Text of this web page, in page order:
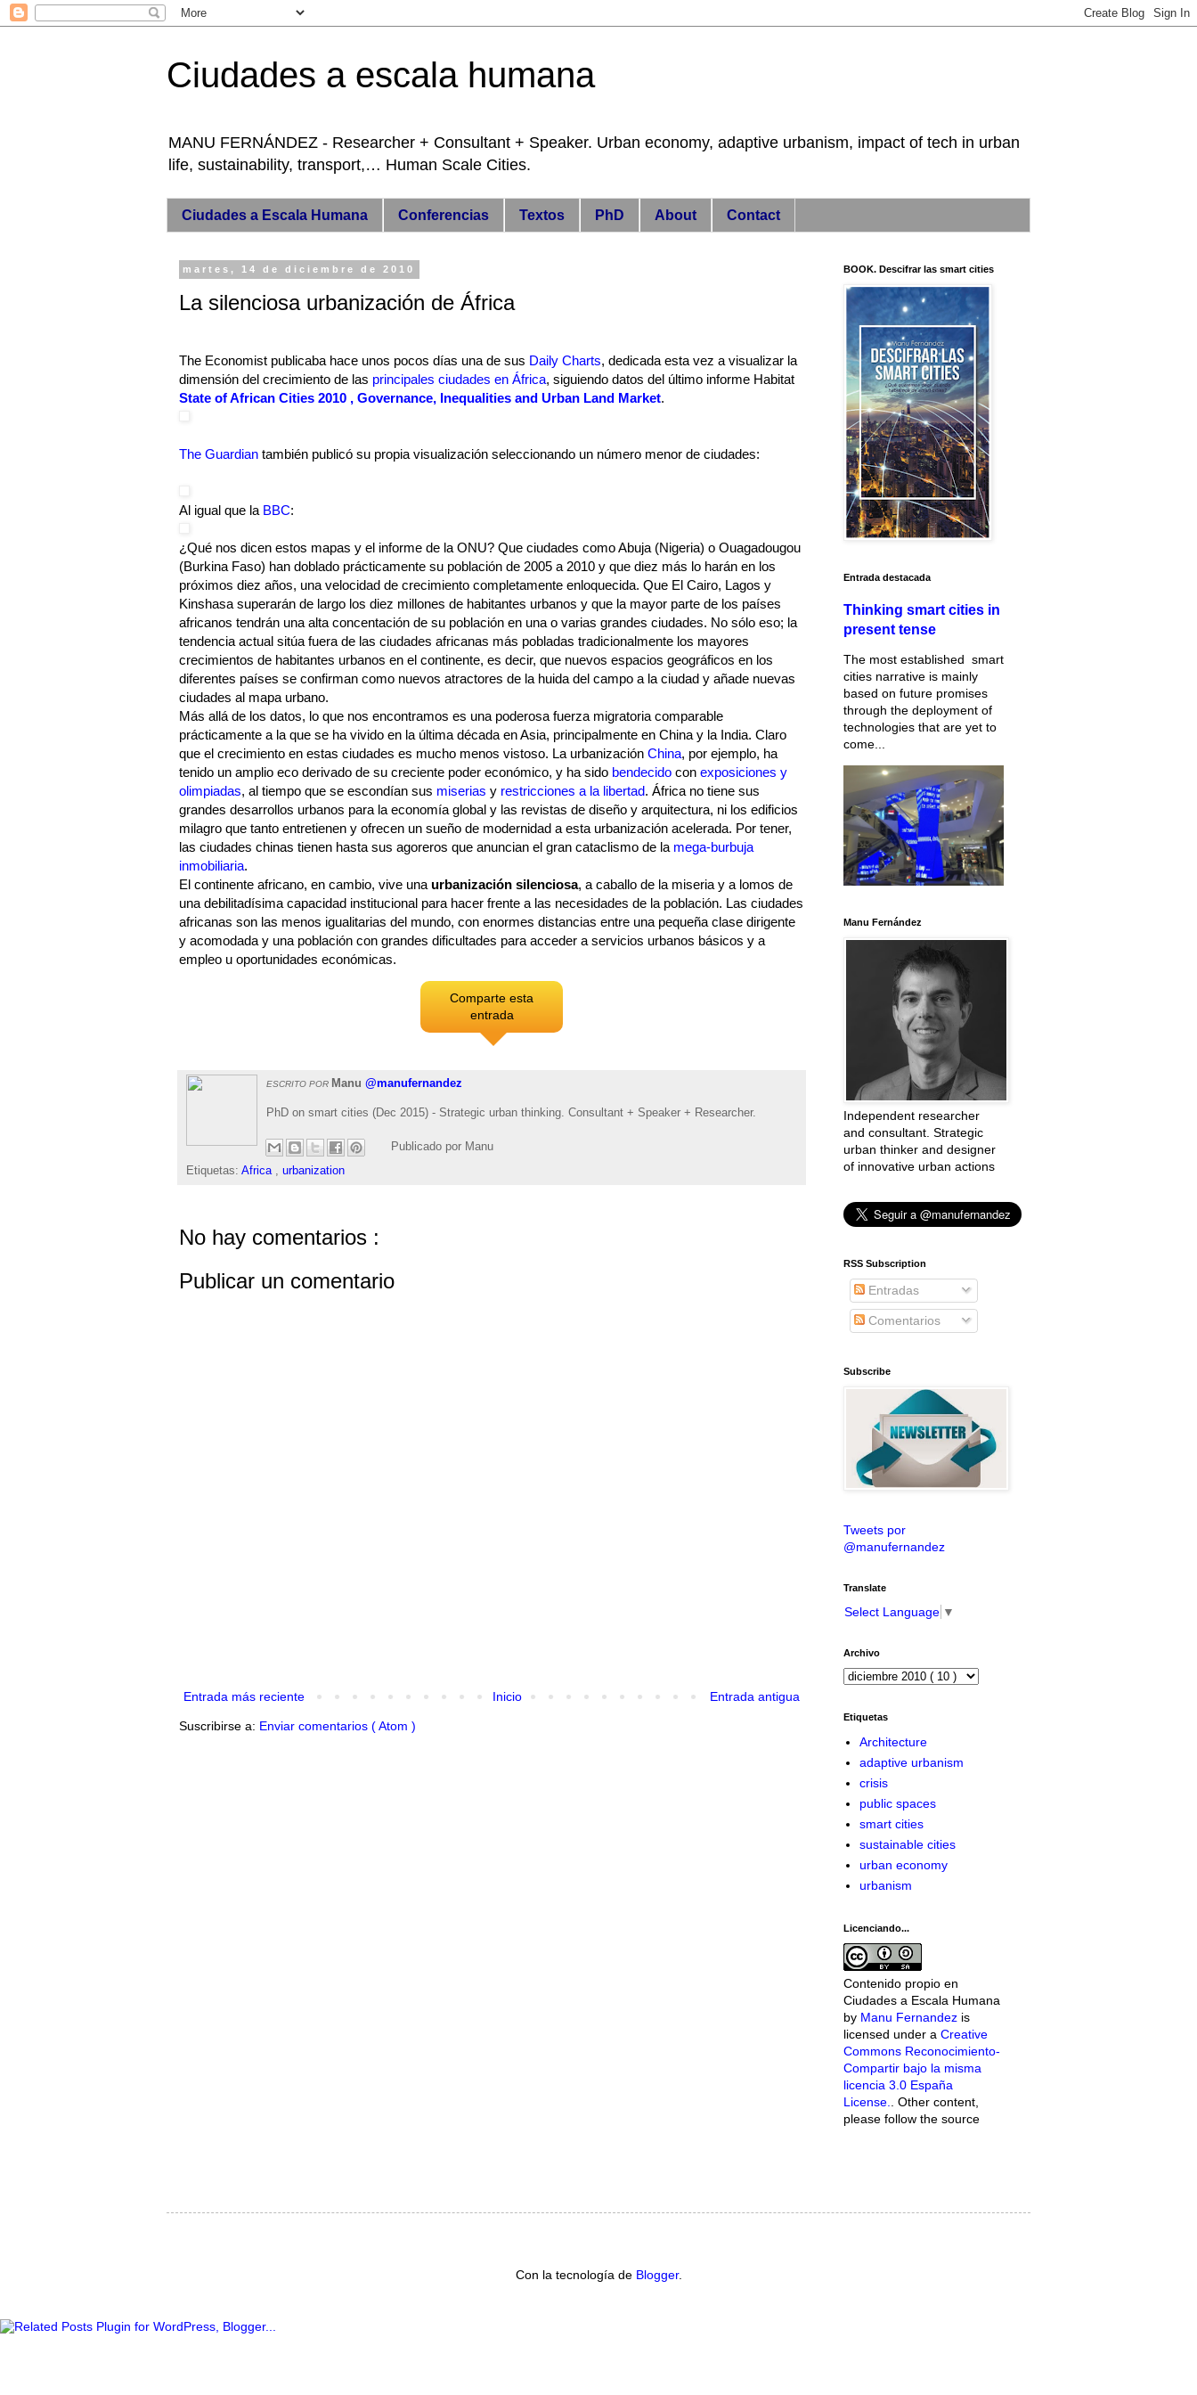
Ciudades a escala humana
MANU FERNÁNDEZ - Researcher + Consultant + Speaker. Urban economy, adaptive urbanism, impact of tech in urban
life, sustainability, transport,… Human Scale Cities.
Ciudades a Escala Humana Conferencias Textos PhD About Contact
martes, 14 de diciembre de 2010
La silenciosa urbanización de África
The Economist publicaba hace unos pocos días una de sus Daily Charts, dedicada esta vez a visualizar la
dimensión del crecimiento de las principales ciudades en África, siguiendo datos del último informe Habitat
State of African Cities 2010 , Governance, Inequalities and Urban Land Market.
The Guardian también publicó su propia visualización seleccionando un número menor de ciudades:
Al igual que la BBC:
¿Qué nos dicen estos mapas y el informe de la ONU? Que ciudades como Abuja (Nigeria) o Ouagadougou
(Burkina Faso) han doblado prácticamente su población de 2005 a 2010 y que diez más lo harán en los
próximos diez años, una velocidad de crecimiento completamente enloquecida. Que El Cairo, Lagos y
Kinshasa superarán de largo los diez millones de habitantes urbanos y que la mayor parte de los países
africanos tendrán una alta concentación de su población en una o varias grandes ciudades. No sólo eso; la
tendencia actual sitúa fuera de las ciudades africanas más pobladas tradicionalmente los mayores
crecimientos de habitantes urbanos en el continente, es decir, que nuevos espacios geográficos en los
diferentes países se confirman como nuevos atractores de la huida del campo a la ciudad y añade nuevas
ciudades al mapa urbano.
Más allá de los datos, lo que nos encontramos es una poderosa fuerza migratoria comparable
prácticamente a la que se ha vivido en la última década en Asia, principalmente en China y la India. Claro
que el crecimiento en estas ciudades es mucho menos vistoso. La urbanización China, por ejemplo, ha
tenido un amplio eco derivado de su creciente poder económico, y ha sido bendecido con exposiciones y
olimpiadas, al tiempo que se escondían sus miserias y restricciones a la libertad. África no tiene sus
grandes desarrollos urbanos para la economía global y las revistas de diseño y arquitectura, ni los edificios
milagro que tanto entretienen y ofrecen un sueño de modernidad a esta urbanización acelerada. Por tener,
las ciudades chinas tienen hasta sus agoreros que anuncian el gran cataclismo de la mega-burbuja
inmobiliaria.
El continente africano, en cambio, vive una urbanización silenciosa, a caballo de la miseria y a lomos de
una debilitadísima capacidad institucional para hacer frente a las necesidades de la población. Las ciudades
africanas son las menos igualitarias del mundo, con enormes distancias entre una pequeña clase dirigente
y acomodada y una población con grandes dificultades para acceder a servicios urbanos básicos y a
empleo u oportunidades económicas.
Comparte esta
entrada
ESCRITO POR Manu @manufernandez
PhD on smart cities (Dec 2015) - Strategic urban thinking. Consultant + Speaker + Researcher.
Publicado por Manu
Etiquetas: Africa urbanization
No hay comentarios :
Publicar un comentario
Entrada más reciente Entrada antigua
Inicio
Suscribirse a: Enviar comentarios ( Atom )
BOOK. Descifrar las smart cities
Entrada destacada
Thinking smart cities in
present tense
The most established smart
cities narrative is mainly
based on future promises
through the deployment of
technologies that are yet to
come...
Manu Fernández
Independent researcher
and consultant. Strategic
urban thinker and designer
of innovative urban actions
RSS Subscription
Entradas
Comentarios
Subscribe
Tweets por
@manufernandez
Translate
Select Language ▼
Archivo
Etiquetas
Architecture
adaptive urbanism
crisis
public spaces
smart cities
sustainable cities
urban economy
urbanism
Licenciando...
Contenido propio en
Ciudades a Escala Humana
by Manu Fernandez is
licensed under a Creative
Commons Reconocimiento-
Compartir bajo la misma
licencia 3.0 España
License.
. Other content,
please follow the source
Con la tecnología de Blogger.